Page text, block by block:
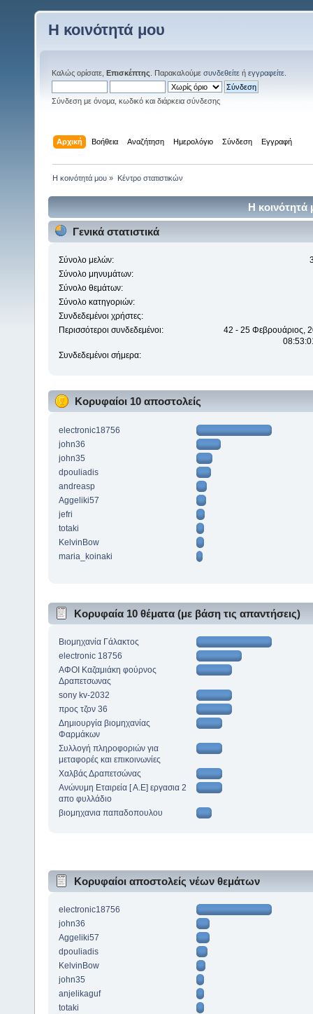
Η κοινότητά μου
Καλώς ορίσατε, Επισκέπτης . Παρακαλούμε συνδεθείτε ή εγγραφείτε
Σύνδεση με όνομα, κωδικό και διάρκεια σύνδεσης
Αρχική Βοήθεια Αναζήτηση Ημερολόγιο Σύνδεση Εγγραφή
Η κοινότητά μου » Κέντρο στατιστικών
Η κοινότητά
Γενικά στατιστικά
Σύνολο μελών:
Σύνολο μηνυμάτων:
Σύνολο θεμάτων:
Σύνολο κατηγοριών:
Συνδεδεμένοι χρήστες:
Περισσότεροι συνδεδεμένοι:
42 - 25 Φεβρουάριος,
Συνδεδεμένοι σήμερα:
Κορυφαίοι 10 αποστολείς
electronic18756
john36
john35
dpouliadis
andreasp
Aggeliki57
jefri
totaki
KelvinBow
maria_koinaki
Κορυφαία 10 θέματα (με βάση τις απαντήσεις)
Βιομηχανία Γάλακτος
electronic 18756
ΑΦΟΙ Καζαμιάκη φούρνος
Δραπετσωνας
sony kv-2032
προς τζον 36
Δημιουργία βιομηχανίας
Φαρμάκων
Συλλογή πληροφοριών για
μεταφορές και επικοινωνίες
Χαλβάς Δραπετσώνας
Ανώνυμη Εταιρεία [ Α.Ε] εργασια 2
απο φυλλάδιο
βιομηχανια παπαδοπουλου
Κορυφαίοι αποστολείς νέων θεμάτων
electronic18756
john36
Aggeliki57
dpouliadis
KelvinBow
john35
anjelikaguf
totaki